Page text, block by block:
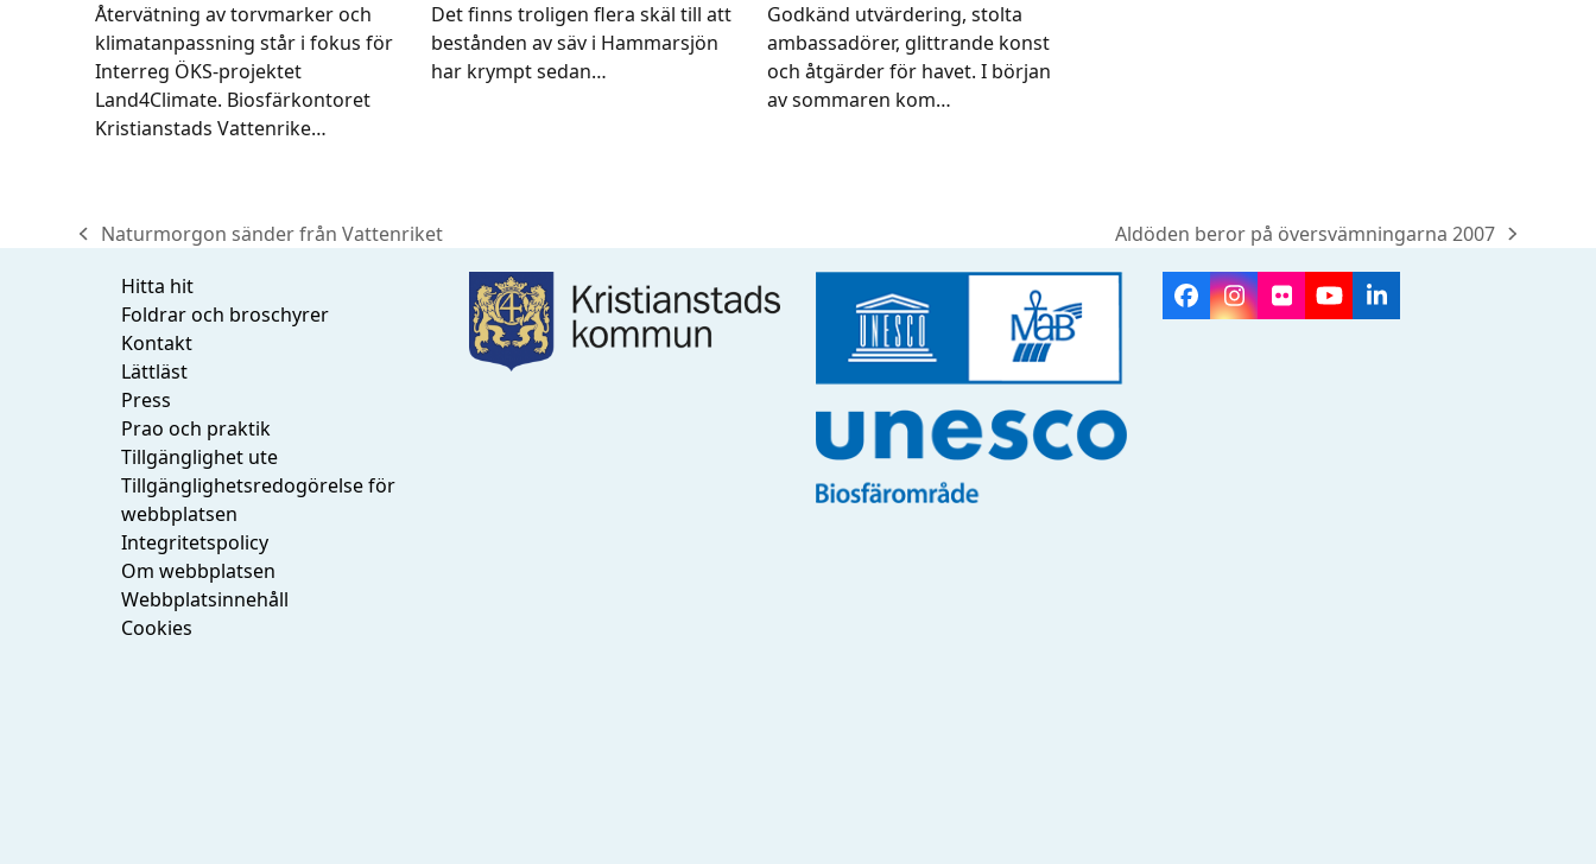
Återvätning av torvmarker och
klimatanpassning står i fokus för
Interreg ÖKS-projektet
Land4Climate. Biosfärkontoret
Kristianstads Vattenrike…
Det finns troligen flera skäl till att
bestånden av säv i Hammarsjön
har krympt sedan…
Godkänd utvärdering, stolta
ambassadörer, glittrande konst
och åtgärder för havet. I början
av sommaren kom…
previous
post:
Naturmorgon sänder från Vattenriket
next
post:
Aldöden beror på översvämningarna 2007
Hitta hit
Foldrar och broschyrer
Kontakt
Lättläst
Press
Prao och praktik
Tillgänglighet ute
Tillgänglighetsredogörelse för
webbplatsen
Integritetspolicy
Om webbplatsen
Webbplatsinnehåll
Cookies
Facebook
Instagram
FlickrYouTubeLinkedIn